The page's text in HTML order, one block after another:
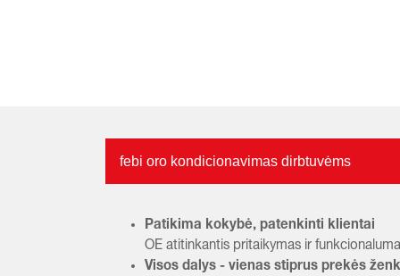
febi oro kondicionavimas dirbtuvėms
Patikima kokybė, patenkinti klientai
OE atitinkantis pritaikymas ir
Visos dalys - vienas stiprus prekės